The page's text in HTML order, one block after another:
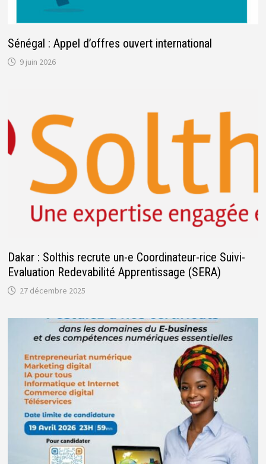
Sénégal : Appel d’offres ouvert international
9 juin 2026
Dakar : Solthis recrute un-e Coordinateur-rice Suivi-
Evaluation Redevabilité Apprentissage (SERA)
27 décembre 2025